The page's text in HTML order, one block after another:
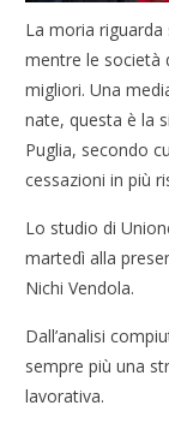
La moria
mentre le società
migliori. Una
nate, questa è la
Puglia, secondo
cessazioni in più
Lo studio di
martedì alla
Nichi Vendola.
Dall’analisi
sempre più una
lavorativa.